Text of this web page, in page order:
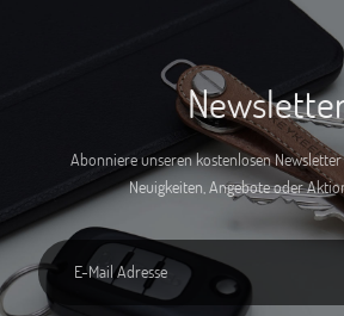
Abonniere unseren kostenlosen
Neuigkeiten, Angebote oder